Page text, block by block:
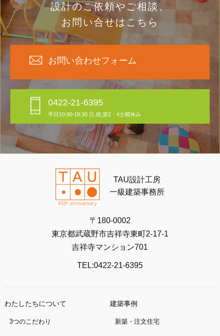
設計のご依頼やご相談、
お問い合せはこちら
お問い合わせフォーム
0422-21-6395
平日10:00-18:30 日,祝,第2・4土曜休み
TAU設計工房
一級建築事務所
〒180-0002
東京都武蔵野市吉祥寺東町2-17-1
吉祥寺マンション701
TEL:0422-21-6395
わたしたちについて
3つのこだわり
建築事例
新築・注文住宅